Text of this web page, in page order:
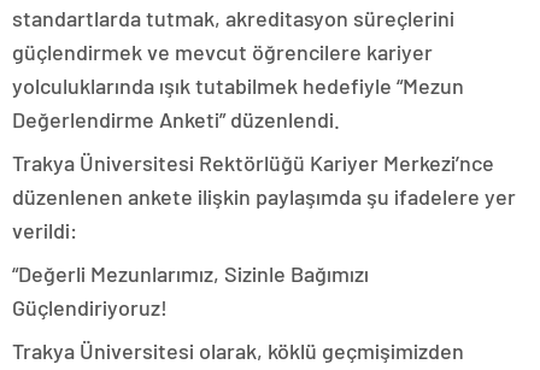
standartlarda tutmak, akreditasyon süreçlerini
güçlendirmek ve mevcut öğrencilere kariyer
yolculuklarında ışık tutabilmek hedefiyle “Mezun
Değerlendirme Anketi” düzenlendi.
Trakya Üniversitesi Rektörlüğü Kariyer Merkezi’nce
düzenlenen ankete ilişkin paylaşımda şu ifadelere yer
verildi:
“Değerli Mezunlarımız, Sizinle Bağımızı
Güçlendiriyoruz!
Trakya Üniversitesi olarak, köklü geçmişimizden